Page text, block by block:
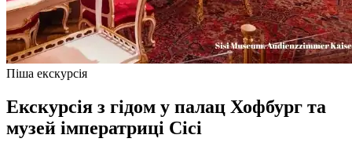
Піша екскурсія
Екскурсія з гідом у палац Хофбург та
музей імператриці Сісі